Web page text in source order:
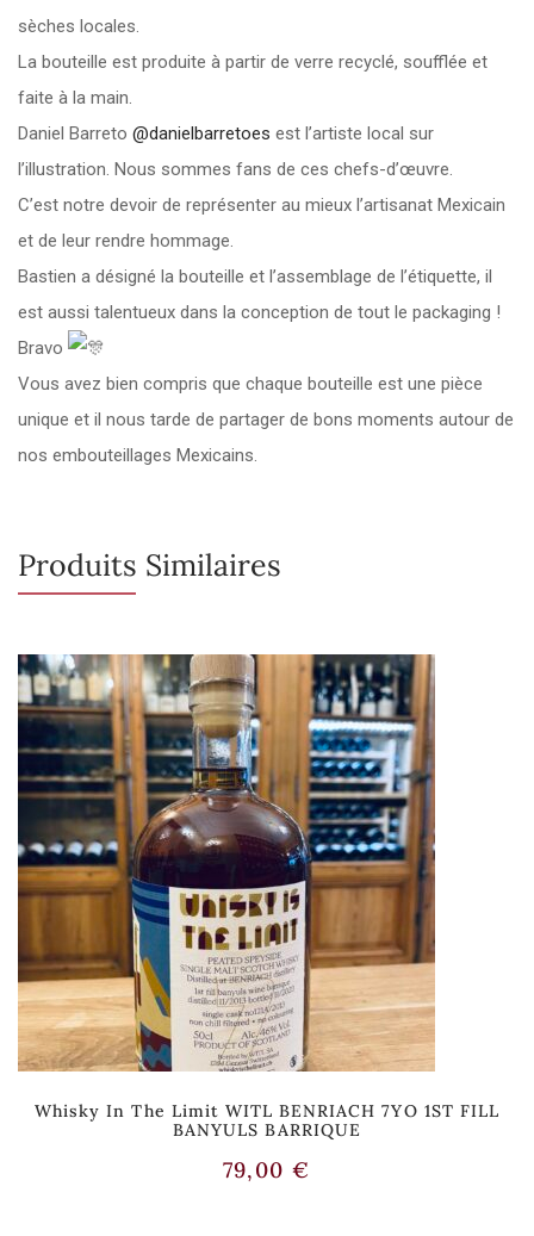
sèches locales.
La bouteille est produite à partir de verre recyclé, soufflée et
faite à la main.
Daniel Barreto @danielbarretoes est l’artiste local sur
l’illustration. Nous sommes fans de ces chefs-d’œuvre.
C’est notre devoir de représenter au mieux l’artisanat Mexicain
et de leur rendre hommage.
Bastien a désigné la bouteille et l’assemblage de l’étiquette, il
est aussi talentueux dans la conception de tout le packaging !
Bravo
Vous avez bien compris que chaque bouteille est une pièce
unique et il nous tarde de partager de bons moments autour de
nos embouteillages Mexicains.
Produits Similaires
Whisky In The Limit WITL BENRIACH 7YO 1ST FILL
BANYULS BARRIQUE
79,00 €